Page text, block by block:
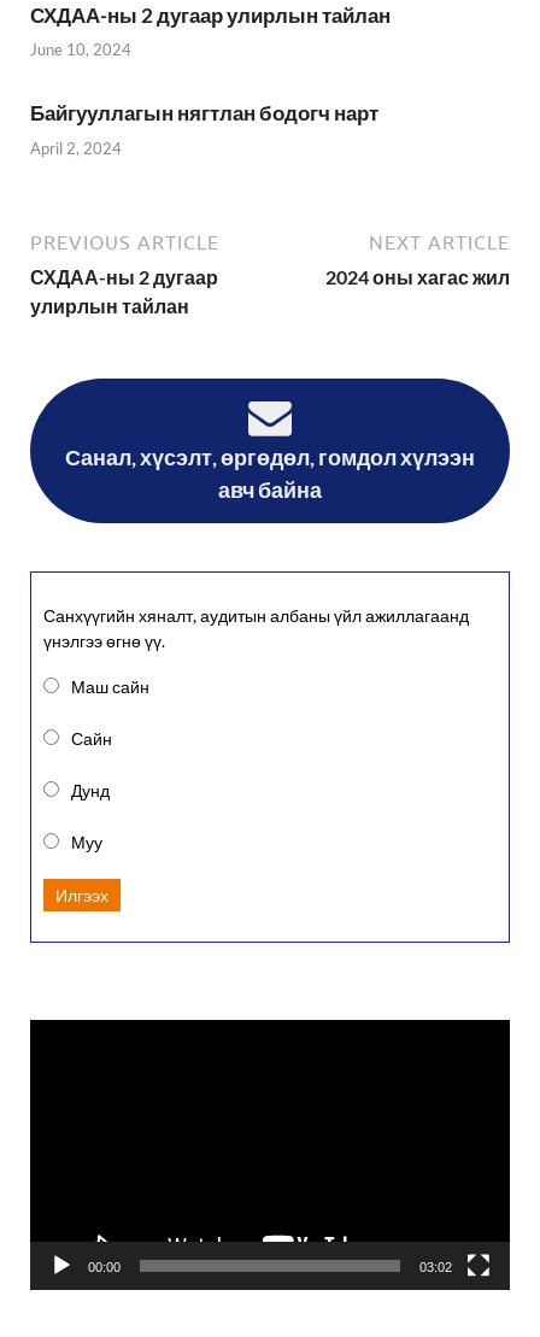
СХДАА-ны 2 дугаар улирлын тайлан
June 10, 2024
Байгууллагын нягтлан бодогч нарт
April 2, 2024
PREVIOUS ARTICLE
СХДАА-ны 2 дугаар
улирлын тайлан
NEXT ARTICLE
2024 оны хагас жил
Санал, хүсэлт, өргөдөл, гомдол хүлээн
авч байна
Санхүүгийн хяналт, аудитын албаны үйл ажиллагаанд
үнэлгээ өгнө үү.
Маш сайн
Сайн
Дунд
Муу
Илгээх
00:00 03:02